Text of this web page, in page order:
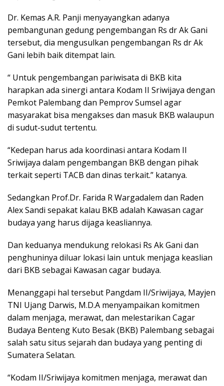
Dr. Kemas A.R. Panji menyayangkan adanya
pembangunan gedung pengembangan Rs dr Ak Gani
tersebut, dia mengusulkan pengembangan Rs dr Ak
Gani lebih baik ditempat lain.
“ Untuk pengembangan pariwisata di BKB kita
harapkan ada sinergi antara Kodam II Sriwijaya dengan
Pemkot Palembang dan Pemprov Sumsel agar
masyarakat bisa mengakses dan masuk BKB walaupun
di sudut-sudut tertentu.
“Kedepan harus ada koordinasi antara Kodam II
Sriwijaya dalam pengembangan BKB dengan pihak
terkait seperti TACB dan dinas terkait.” katanya.
Sedangkan Prof.Dr. Farida R Wargadalem dan Raden
Alex Sandi sepakat kalau BKB adalah Kawasan cagar
budaya yang harus dijaga keasliannya.
Dan keduanya mendukung relokasi Rs Ak Gani dan
penghuninya diluar lokasi lain untuk menjaga keaslian
dari BKB sebagai Kawasan cagar budaya.
Menanggapi hal tersebut Pangdam II/Sriwijaya, Mayjen
TNI Ujang Darwis, M.D.A menyampaikan komitmen
dalam menjaga, merawat, dan melestarikan Cagar
Budaya Benteng Kuto Besak (BKB) Palembang sebagai
salah satu situs sejarah dan budaya yang penting di
Sumatera Selatan.
“Kodam II/Sriwijaya komitmen menjaga, merawat dan